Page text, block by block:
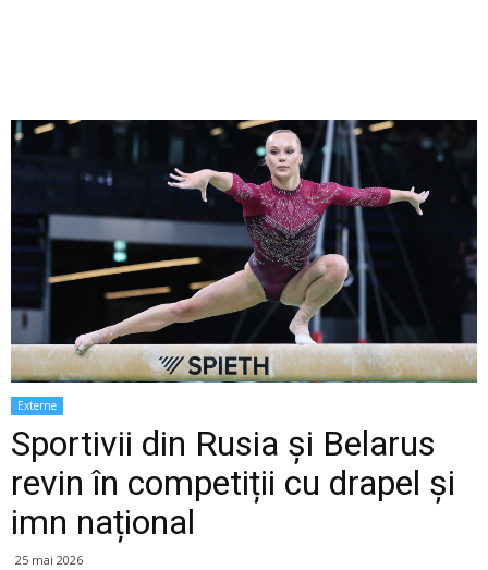
Externe
Sportivii din Rusia și Belarus
revin în competiții cu drapel și
imn național
25 mai 2026